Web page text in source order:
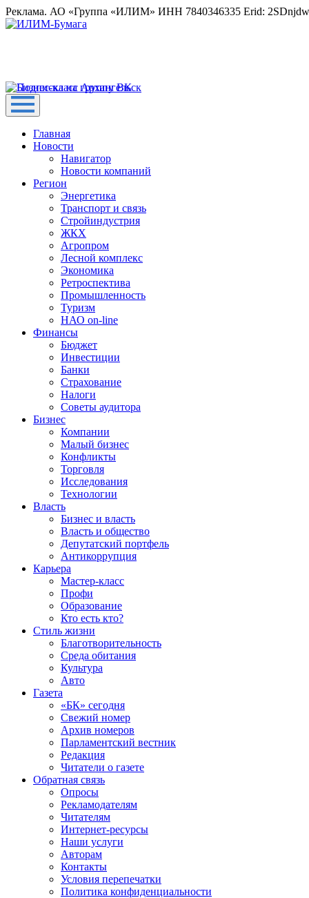
Реклама. АО «Группа «ИЛИМ» ИНН 7840346335 Erid:
Главная
Новости
Навигатор
Новости компаний
Регион
Энергетика
Транспорт и связь
Стройиндустрия
ЖКХ
Агропром
Лесной комплекс
Экономика
Ретроспектива
Промышленность
Туризм
НАО on-line
Финансы
Бюджет
Инвестиции
Банки
Страхование
Налоги
Советы аудитора
Бизнес
Компании
Малый бизнес
Конфликты
Торговля
Исследования
Технологии
Власть
Бизнес и власть
Власть и общество
Депутатский портфель
Антикоррупция
Карьера
Мастер-класс
Профи
Образование
Кто есть кто?
Стиль жизни
Благотворительность
Среда обитания
Культура
Авто
Газета
«БК» сегодня
Свежий номер
Архив номеров
Парламентский вестник
Редакция
Читатели о газете
Обратная связь
Опросы
Рекламодателям
Читателям
Интернет-ресурсы
Наши услуги
Авторам
Контакты
Условия перепечатки
Политика конфиденциальности